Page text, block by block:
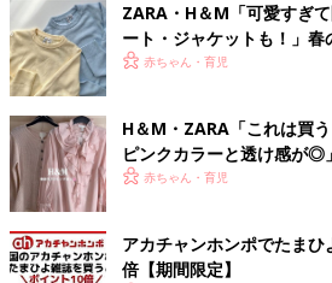
ZARA・H＆М「可愛すぎ
ート・ジャケットも！」
赤ちゃん・育児
H＆М・ZARA「これは買
ピンクカラーと透け感が
4選赤ちゃん・育児
アカチャンホンポでたま
倍【期間限定】